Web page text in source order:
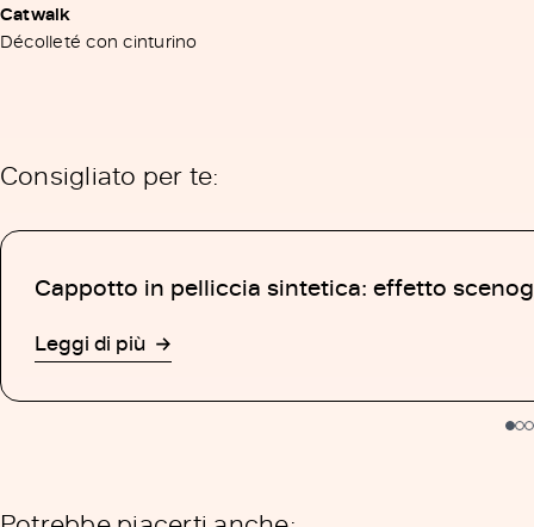
Catwalk
Décolleté con cinturino
Consigliato per te:
Cappotto in pelliccia sintetica: effetto
Leggi di più